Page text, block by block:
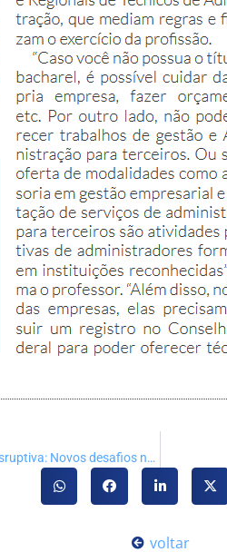
Palestra – Sustentabilidade ambiental e inovação disruptiva: Novos desafios na gestão
voltar